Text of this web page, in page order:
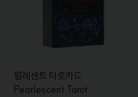
펄레센트 타로카드
Pearlescent Tarot